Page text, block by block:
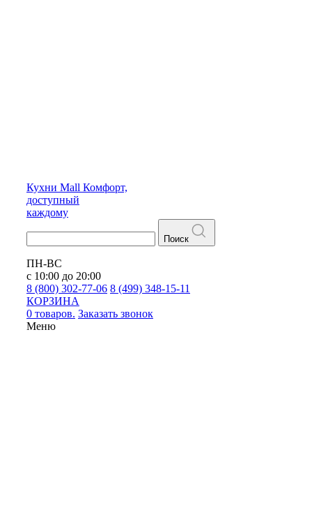
Кухни Mall Комфорт,
доступный
каждому
Поиск
ПН-ВС
с 10:00 до 20:00
8 (800) 302-77-06 8 (499) 348-15-11
КОРЗИНА
0 товаров. Заказать звонок
Меню